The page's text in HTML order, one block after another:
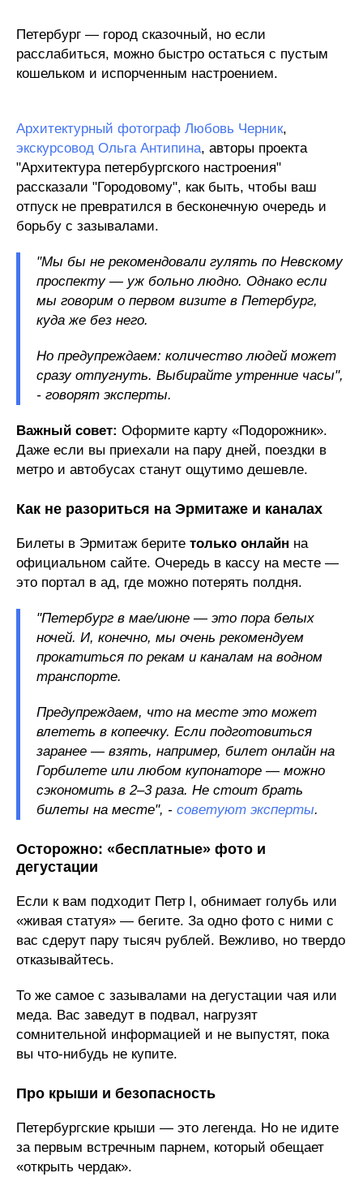
Петербург — город сказочный, но если
расслабиться, можно быстро остаться с пустым
кошельком и испорченным настроением.
Архитектурный фотограф Любовь Черник,
экскурсовод Ольга Антипина, авторы проекта
"Архитектура петербургского настроения"
рассказали "Городовому", как быть, чтобы ваш
отпуск не превратился в бесконечную очередь и
борьбу с зазывалами.
"Мы бы не рекомендовали гулять по Невскому
проспекту — уж больно людно. Однако если
мы говорим о первом визите в Петербург,
куда же без него.
Но предупреждаем: количество людей может
сразу отпугнуть. Выбирайте утренние часы",
- говорят эксперты.
Важный совет: Оформите карту «Подорожник».
Даже если вы приехали на пару дней, поездки в
метро и автобусах станут ощутимо дешевле.
Как не разориться на Эрмитаже и каналах
Билеты в Эрмитаж берите только онлайн на
официальном сайте. Очередь в кассу на месте —
это портал в ад, где можно потерять полдня.
"Петербург в мае/июне — это пора белых
ночей. И, конечно, мы очень рекомендуем
прокатиться по рекам и каналам на водном
транспорте.
Предупреждаем, что на месте это может
влететь в копеечку. Если подготовиться
заранее — взять, например, билет онлайн на
Горбилете или любом купонаторе — можно
сэкономить в 2–3 раза. Не стоит брать
билеты на месте", - советуют эксперты.
Осторожно: «бесплатные» фото и
дегустации
Если к вам подходит Петр I, обнимает голубь или
«живая статуя» — бегите. За одно фото с ними с
вас сдерут пару тысяч рублей. Вежливо, но твердо
отказывайтесь.
То же самое с зазывалами на дегустации чая или
меда. Вас заведут в подвал, нагрузят
сомнительной информацией и не выпустят, пока
вы что-нибудь не купите.
Про крыши и безопасность
Петербургские крыши — это легенда. Но не идите
за первым встречным парнем, который обещает
«открыть чердак».